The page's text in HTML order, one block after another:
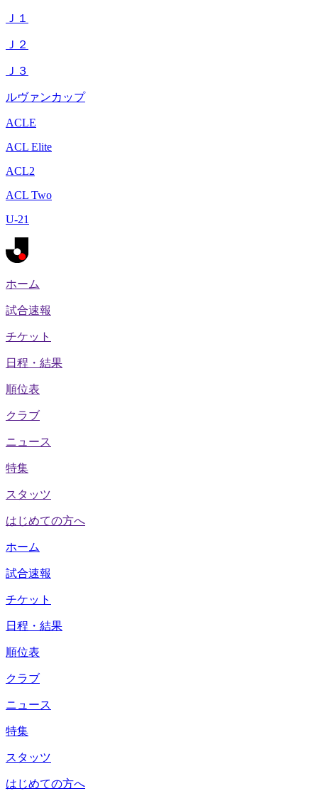
Ｊ１
Ｊ２
Ｊ３
ルヴァンカップ
ACLE
ACL Elite
ACL2
ACL Two
U-21
ホーム
試合速報
チケット
日程・結果
順位表
クラブ
ニュース
特集
スタッツ
はじめての方へ
ホーム
試合速報
チケット
日程・結果
順位表
クラブ
ニュース
特集
スタッツ
はじめての方へ